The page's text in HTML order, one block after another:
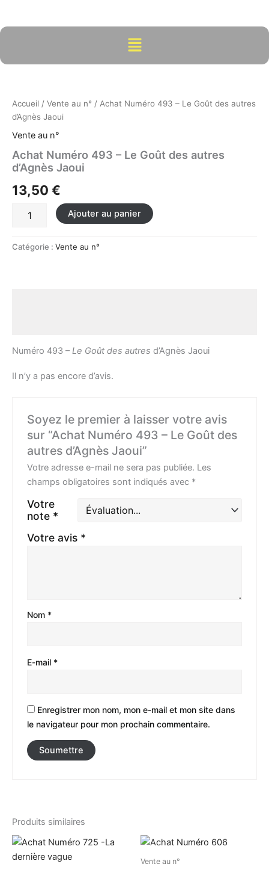
contenu
Menu
Accueil / Vente au n° / Achat Numéro 493 – Le Goût des autres
d’Agnès Jaoui
Vente au n°
Achat Numéro 493 – Le Goût des autres
d’Agnès Jaoui
13,50 €
Numéro
493
-
Le
Goût
des
d'Agnès
Ajouter au panier
Catégorie : Vente au n°
Numéro 493 –Le Goût des autres d’Agnès Jaoui
Il n’y a pas encore d’avis.
Soyez le premier à laisser votre avis
sur “Achat Numéro 493 – Le Goût des
autres d’Agnès Jaoui”
Votre adresse e-mail ne sera pas publiée. Les
champs obligatoires sont indiqués avec *
Votre
note *
Votre avis *
Nom *
E-mail *
Enregistrer mon nom, mon e-mail et mon site dans
le navigateur pour mon prochain commentaire.
Produits similaires
Vente au n°